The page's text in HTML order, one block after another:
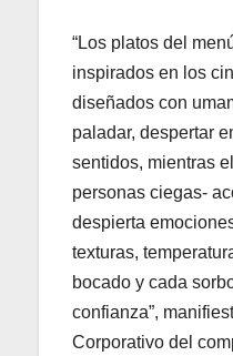
“Los platos del
inspirados en los
diseñados con
paladar, despertar
sentidos, mientras
personas ciegas-
despierta
texturas,
bocado y cada
confianza”,
Corporativo del